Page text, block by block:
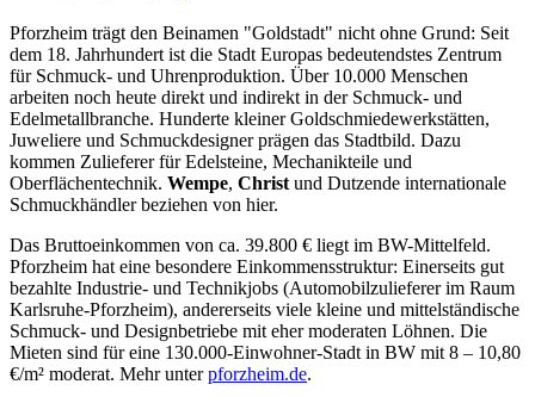
Pforzheim trägt den Beinamen "Goldstadt" nicht ohne Grund: Seit
dem 18. Jahrhundert ist die Stadt Europas bedeutendstes Zentrum
für Schmuck- und Uhrenproduktion. Über 10.000 Menschen
arbeiten noch heute direkt und indirekt in der Schmuck- und
Edelmetallbranche. Hunderte kleiner Goldschmiedewerkstätten,
Juweliere und Schmuckdesigner prägen das Stadtbild. Dazu
kommen Zulieferer für Edelsteine, Mechanikteile und
Oberflächentechnik. Wempe, Christ und Dutzende internationale
Schmuckhändler beziehen von hier.
Das Bruttoeinkommen von ca. 39.800 € liegt im BW-Mittelfeld.
Pforzheim hat eine besondere Einkommensstruktur: Einerseits gut
bezahlte Industrie- und Technikjobs (Automobilzulieferer im Raum
Karlsruhe-Pforzheim), andererseits viele kleine und mittelständische
Schmuck- und Designbetriebe mit eher moderaten Löhnen. Die
Mieten sind für eine 130.000-Einwohner-Stadt in BW mit 8 – 10,80
€/m² moderat. Mehr unterpforzheim.de.